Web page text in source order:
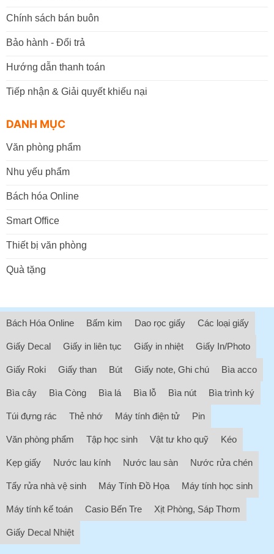
Chính sách bán buôn
Bảo hành - Đổi trả
Hướng dẫn thanh toán
Tiếp nhận & Giải quyết khiếu nại
DANH MỤC
Văn phòng phẩm
Nhu yếu phẩm
Bách hóa Online
Smart Office
Thiết bị văn phòng
Quà tặng
Bách Hóa Online Bấm kim Dao rọc giấy Các loại giấy
Giấy Decal Giấy in liên tục Giấy in nhiệt Giấy In/Photo
Giấy Roki Giấy than Bút Giấy note, Ghi chú Bìa acco
Bìa cây Bìa Còng Bìa lá Bìa lỗ Bìa nút Bìa trình ký
Túi đựng rác Thẻ nhớ Máy tính điện tử Pin
Văn phòng phẩm Tập học sinh Vật tư kho quỹ Kéo
Kẹp giấy Nước lau kính Nước lau sàn Nước rửa chén
Tẩy rửa nhà vệ sinh Máy Tính Đồ Họa Máy tính học sinh
Máy tính kế toán Casio Bến Tre Xịt Phòng, Sáp Thơm
Giấy Decal Nhiệt